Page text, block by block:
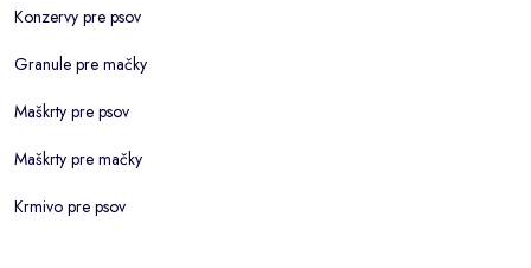
Konzervy pre psov
Granule pre mačky
Maškrty pre psov
Maškrty pre mačky
Krmivo pre psov